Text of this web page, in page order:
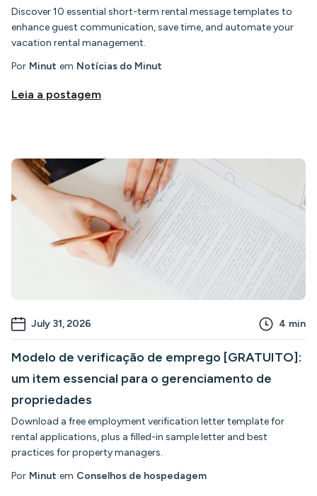
Discover 10 essential short-term rental message templates to
enhance guest communication, save time, and automate your
vacation rental management.
Por Minut em Notícias do Minut
Leia a postagem
July 31, 2026 4 min
Modelo de verificação de emprego [GRATUITO]:
um item essencial para o gerenciamento de
propriedades
Download a free employment verification letter template for
rental applications, plus a filled-in sample letter and best
practices for property managers.
Por Minut em Conselhos de hospedagem